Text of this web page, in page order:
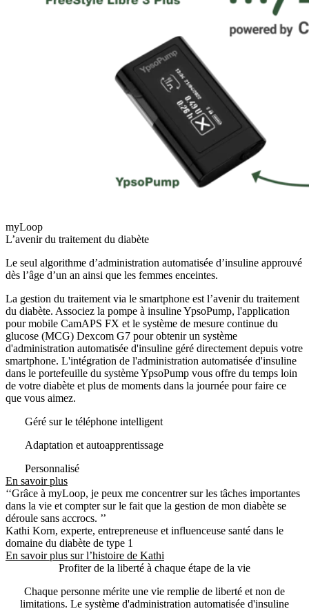
myLoop
L’avenir du traitement du diabète
Le seul algorithme d’administration automatisée d’insuline approuvé
dès l’âge d’un an ainsi que les femmes enceintes.
La gestion du traitement via le smartphone est l’avenir du traitement
du diabète. Associez la pompe à insuline YpsoPump, l'application
pour mobile CamAPS FX et le système de mesure continue du
glucose (MCG) Dexcom G7 pour obtenir un système
d'administration automatisée d'insuline géré directement depuis votre
smartphone. L'intégration de l'administration automatisée d'insuline
dans le portefeuille du système YpsoPump vous offre du temps loin
de votre diabète et plus de moments dans la journée pour faire ce
que vous aimez.
Géré sur le téléphone intelligent
Adaptation et autoapprentissage
Personnalisé
En savoir plus
‘‘Grâce à myLoop, je peux me concentrer sur les tâches importantes
dans la vie et compter sur le fait que la gestion de mon diabète se
déroule sans accrocs. ’’
Kathi Korn, experte, entrepreneuse et influenceuse santé dans le
domaine du diabète de type 1
En savoir plus sur l’histoire de Kathi
Profiter de la liberté à chaque étape de la vie
Chaque personne mérite une vie remplie de liberté et non de
limitations. Le système d'administration automatisée d'insuline